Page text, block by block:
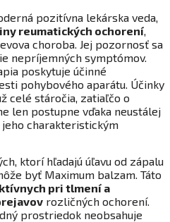
pozitívna lekárska veda,
reumatických ochorení
choroba. Jej pozornosť sa
nepríjemných symptómov.
poskytuje účinné
pohybového aparátu. Účinky
celé stáročia, zatiaľčo o
len postupne vďaka neustálej
charakteristickým
ktorí hľadajú úľavu od zápalu
byť Maximum balzam. Táto
pri tlmení a
rozličných ochorení.
prostriedok neobsahuje